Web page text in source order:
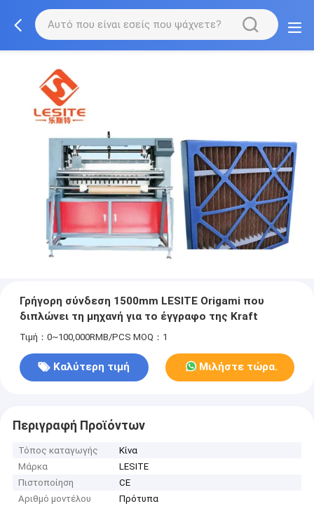
Γρήγορη σύνδεση 1500mm LESITE Origami που
διπλώνει τη μηχανή για το έγγραφο της Kraft
Τιμή：0~100,000RMB/PCS MOQ：1
Καλύτερη τιμή Μιλήστε τώρα.
Περιγραφή Προϊόντων
Τόπος καταγωγής
Κίνα
Μάρκα
LESITE
Πιστοποίηση
CE
Αριθμό μοντέλου
Πρότυπα